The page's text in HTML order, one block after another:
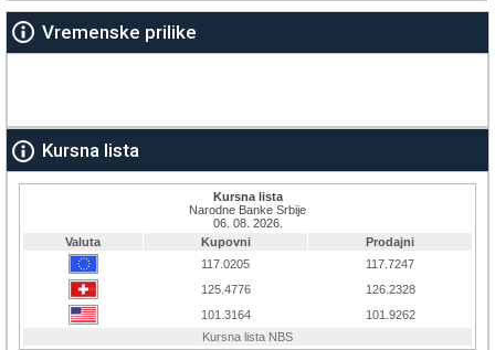
Vremenske prilike
Kursna lista